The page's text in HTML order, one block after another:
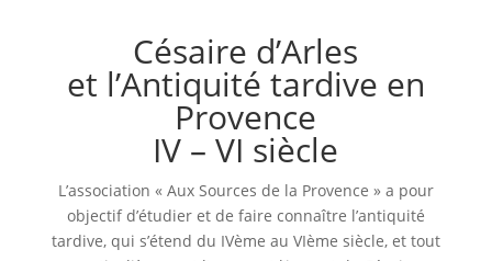
Césaire d’Arles
et l’Antiquité tardive en
Provence
IV – VI siècle
L’association « Aux Sources de la Provence » a pour
objectif d’étudier et de faire connaître l’antiquité
tardive, qui s’étend du IVème au VIème siècle, et tout